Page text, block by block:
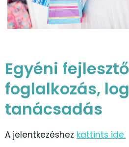
Egyéni fejlesztő
foglalkozás,
tanácsadás
A jelentkezéshez kattints ide.